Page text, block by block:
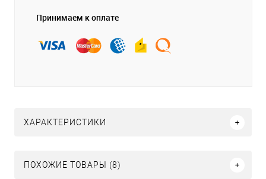
Принимаем к оплате
ХАРАКТЕРИСТИКИ
ПОХОЖИЕ ТОВАРЫ (8)